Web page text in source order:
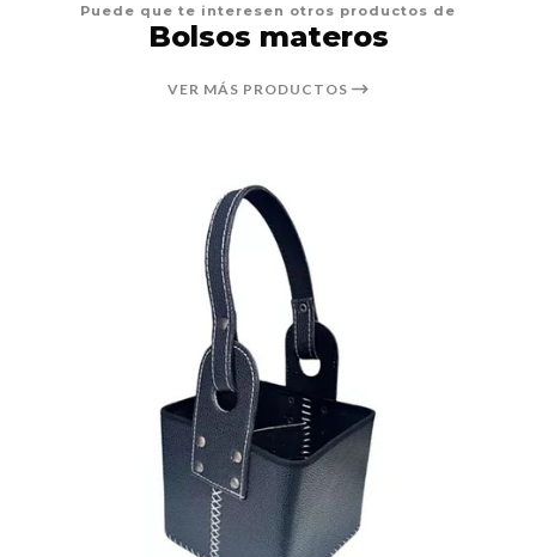
Puede que te interesen otros productos de
Bolsos materos
VER MÁS PRODUCTOS